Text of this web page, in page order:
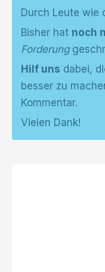
Durch Leute wie
Bisher hat noch
Forderung
Hilf uns dabei,
besser zu
Kommentar.
Vielen Dank!